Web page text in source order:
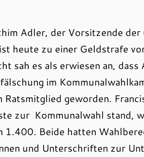
Adler, der Vorsitzende
heute zu einer Geldstrafe
sah es als erwiesen an,
im
Ratsmitglied geworden.
zur Kommunalwahl stand,
1.400. Beide hatten
und Unterschriften zur